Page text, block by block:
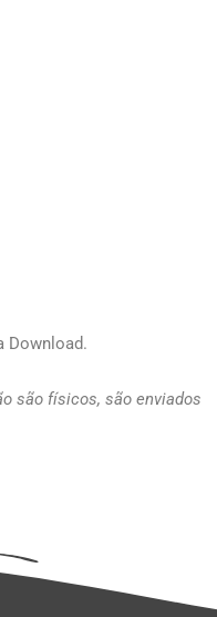
Download.
são físicos, são enviados